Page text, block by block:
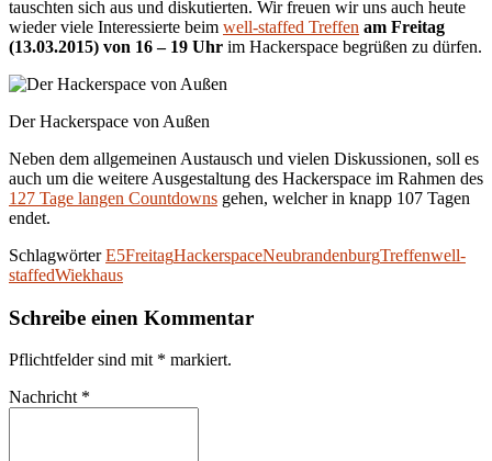
tauschten sich aus und diskutierten. Wir freuen wir uns auch heute
wieder viele Interessierte beim well-staffed Treffen am Freitag
(13.03.2015) von 16 – 19 Uhr im Hackerspace begrüßen zu dürfen.
Der Hackerspace von Außen
Neben dem allgemeinen Austausch und vielen Diskussionen, soll es
auch um die weitere Ausgestaltung des Hackerspace im Rahmen des
127 Tage langen Countdowns gehen, welcher in knapp 107 Tagen
endet.
Schlagwörter E5FreitagHackerspaceNeubrandenburgTreffenwell-
staffedWiekhaus
Schreibe einen Kommentar
Pflichtfelder sind mit * markiert.
Nachricht *